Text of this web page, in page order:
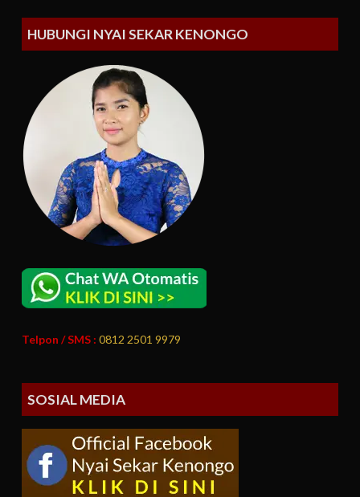
HUBUNGI NYAI SEKAR KENONGO
Telpon / SMS : 0812 2501 9979
SOSIAL MEDIA